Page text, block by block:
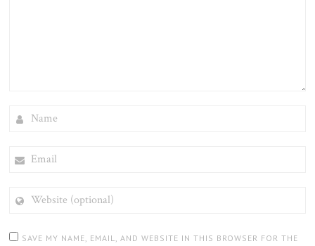
(OPTIONAL)
SAVE MY NAME, EMAIL, AND WEBSITE IN THIS BROWSER FOR THE